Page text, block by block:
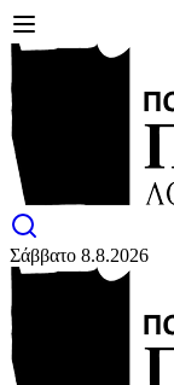
Σάββατο 8.8.2026